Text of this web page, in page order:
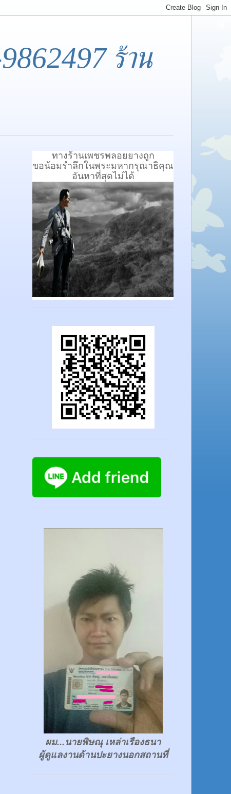
ร้าน
ทางร้านเพชรพลอยยางถูก
ขอน้อมรำลึกในพระมหากรุณาธิคุณ
อันหาที่สุดไม่ได้
ผม...นายพิษณุ เหล่าเรืองธนา
ผู้ดูแลงานด้านปะยางนอกสถานที่